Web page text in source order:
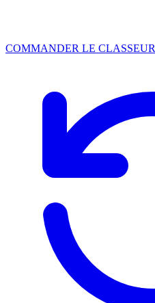
COMMANDER LE CLASSEUR